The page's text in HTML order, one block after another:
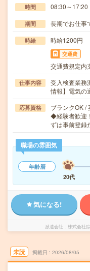
時間 08:30～17:20
期間 長期でお仕事
時給 時給1200円
交通費
交通費規定内
仕事内容
受入検査業務
情報】電気
応募資格
ブランクOK /
◆経験者歓迎
ずは事前登録
職場の雰囲気
年齢層
20代
気になる!
派遣会社 株式会社
未読 掲載日 2026/08/05